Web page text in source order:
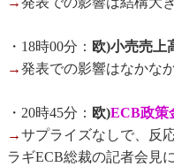
・18時00分： 欧)小売売上
→発表での影響はなかな
・20時45分： 欧)ECB政策
→サプライズなしで、反
ラギECB総裁の記者会見